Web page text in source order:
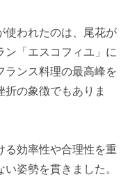
使われたのは、尾花が
「エスコフィユ」に
ランス料理の最高峰を
の象徴でもありま
る効率性や合理性を重
姿勢を貫きました。